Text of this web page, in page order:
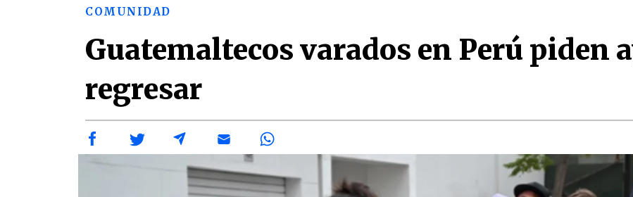
COMUNIDAD
Guatemaltecos varados en Perú piden
regresar